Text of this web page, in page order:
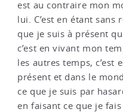
est au contraire mon
lui. C’est en étant
que je suis à présent
c’est en vivant mon
les autres temps, c’est
présent et dans le
ce que je suis par
en faisant ce que je